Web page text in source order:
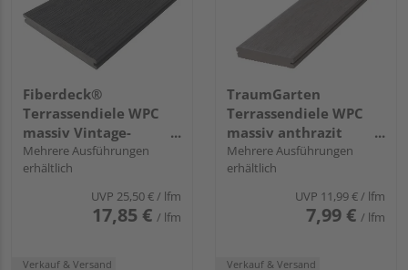
Fiberdeck®
Terrassendiele WPC
massiv Vintage-
Holzstruktur / glatt
Graphite Vintage - 23 x
Mehrere Ausführungen
erhältlich
UVP 25,50 €/ lfm
17,85 € / lfm
Verkauf & Versand
TraumGarten
Terrassendiele WPC
massiv anthrazit
einseitig geriffelt,
einseitig glatt,
längsseitige Nut,
DreamDeck - 21 x 125
Mehrere Ausführungen
erhältlich
UVP 11,99 €/ lfm
7,99 € / lfm
Verkauf & Versand